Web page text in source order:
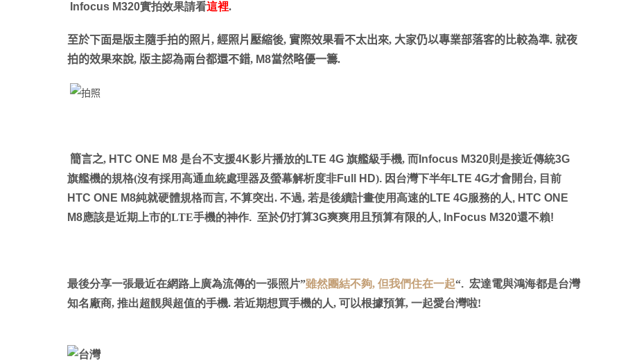
Infocus M320實拍效果請看這裡.
至於下面是版主隨手拍的照片, 經照片壓縮後, 實際效果看不太出來, 大家仍以專業部落客的比較為準. 就夜
拍的效果來說, 版主認為兩台都還不錯, M8當然略優一籌.
簡言之, HTC ONE M8 是台不支援4K影片播放的LTE 4G 旗艦級手機, 而 Infocus M320則是接近傳統3G
旗艦機的規格(沒有採用高通血統處理器及螢幕解析度非Full HD). 因台灣下半年LTE 4G才會開台, 目前
HTC ONE M8純就硬體規格而言, 不算突出. 不過, 若是後續計畫使用高速的LTE 4G服務的人, HTC ONE
M8應該是近期上市的LTE手機的神作. 至於仍打算3G爽爽用且預算有限的人, InFocus M320還不賴!
最後分享一張最近在網路上廣為流傳的一張照片”雖然團結不夠, 但我們住在一起“. 宏達電與鴻海都是台灣
知名廠商, 推出超靚與超值的手機. 若近期想買手機的人, 可以根據預算, 一起愛台灣啦!